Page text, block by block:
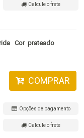
Calcule o frete
Cor prateado
COMPRAR
Opções de pagamento
Calcule o frete